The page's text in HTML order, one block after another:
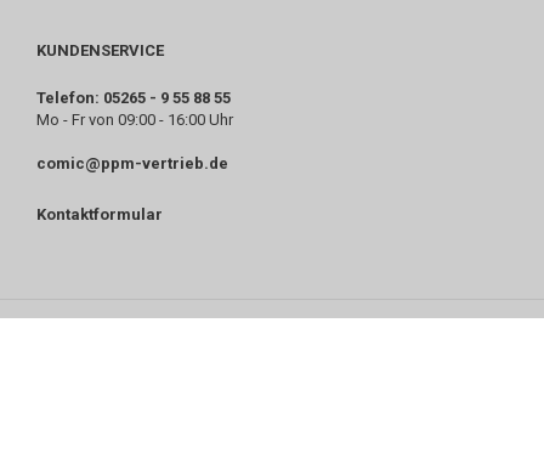
KUNDENSERVICE
Telefon: 05265 - 9 55 88 55
Mo - Fr von 09:00 - 16:00 Uhr
comic@ppm-vertrieb.de
Kontaktformular